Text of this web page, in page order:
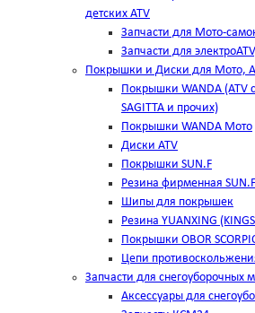
детских ATV
Запчасти для Мото-
Запчасти для
Покрышки и Диски для Мото,
Покрышки WANDA (АТV
SAGITTA и прочих)
Покрышки WANDA Мото
Диски ATV
Покрышки SUN.F
Резина фирменная
Шипы для покрышек
Резина YUANXING
Покрышки OBOR
Цепи
Запчасти для снегоуборочных
Аксессуары для